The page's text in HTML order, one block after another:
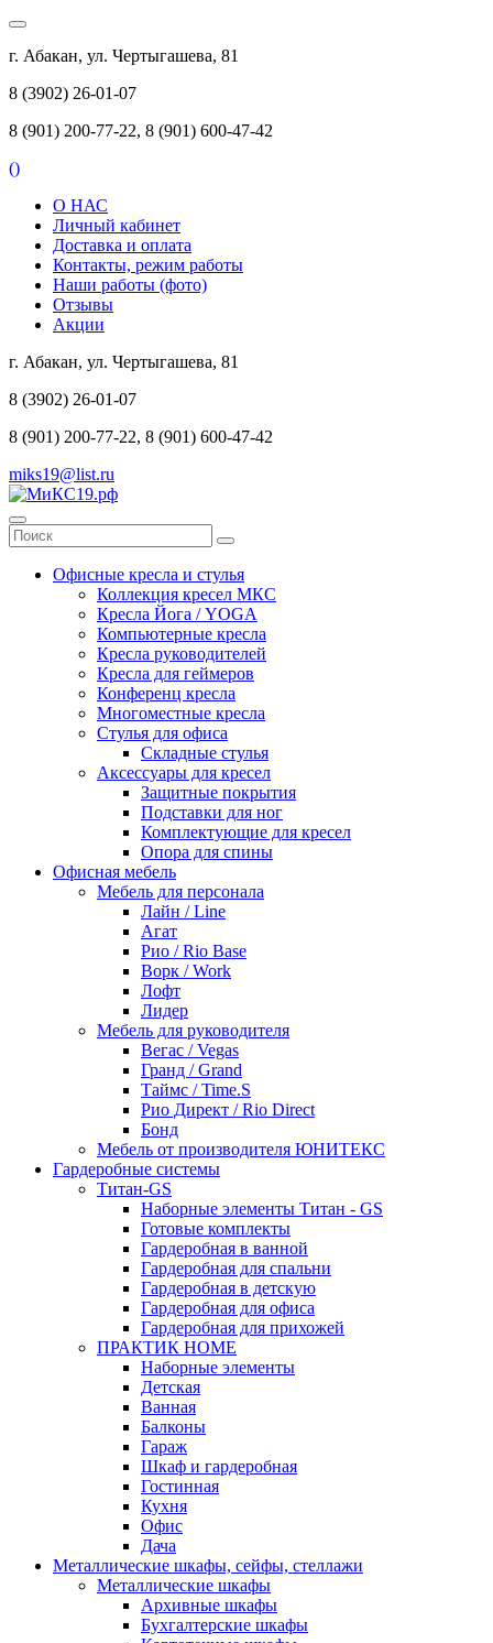
г. Абакан, ул. Чертыгашева, 81
8 (3902) 26-01-07
8 (901) 200-77-22, 8 (901) 600-47-42
()
О НАС
Личный кабинет
Доставка и оплата
Контакты, режим работы
Наши работы (фото)
Отзывы
Акции
г. Абакан, ул. Чертыгашева, 81
8 (3902) 26-01-07
8 (901) 200-77-22, 8 (901) 600-47-42
miks19@list.ru
Офисные кресла и стулья
Коллекция кресел МКС
Кресла Йога / YOGA
Компьютерные кресла
Кресла руководителей
Кресла для геймеров
Конференц кресла
Многоместные кресла
Стулья для офиса
Складные стулья
Аксессуары для кресел
Защитные покрытия
Подставки для ног
Комплектующие для кресел
Опора для спины
Офисная мебель
Мебель для персонала
Лайн / Line
Агат
Рио / Rio Base
Ворк / Work
Лофт
Лидер
Мебель для руководителя
Вегас / Vegas
Гранд / Grand
Таймс / Time.S
Рио Директ / Rio Direct
Бонд
Мебель от производителя ЮНИТЕКС
Гардеробные системы
Титан-GS
Наборные элементы Титан - GS
Готовые комплекты
Гардеробная в ванной
Гардеробная для спальни
Гардеробная в детскую
Гардеробная для офиса
Гардеробная для прихожей
ПРАКТИК HOME
Наборные элементы
Детская
Ванная
Балконы
Гараж
Шкаф и гардеробная
Гостинная
Кухня
Офис
Дача
Металлические шкафы, сейфы, стеллажи
Металлические шкафы
Архивные шкафы
Бухгалтерские шкафы